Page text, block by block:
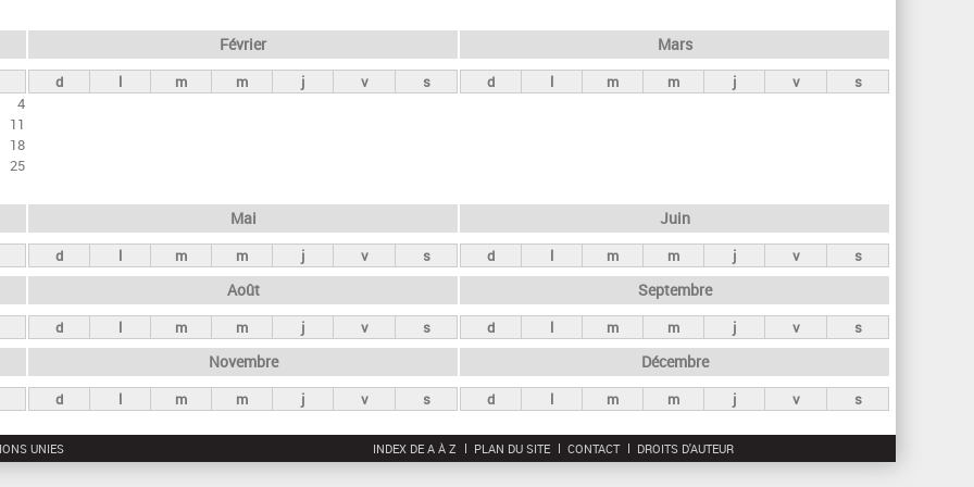
r
c
4
11
18
25
Février
d l m m j v s
Mars
d l m m j v s
Mai
d l m m j v s
Juin
d l m m j v s
Août
d l m m j v s
Septembre
d l m m j v s
Novembre
d l m m j v s
Décembre
d l m m j v s
UNIES INDEX DE A À Z PLAN DU SITE CONTACT DROITS D'AUTEUR